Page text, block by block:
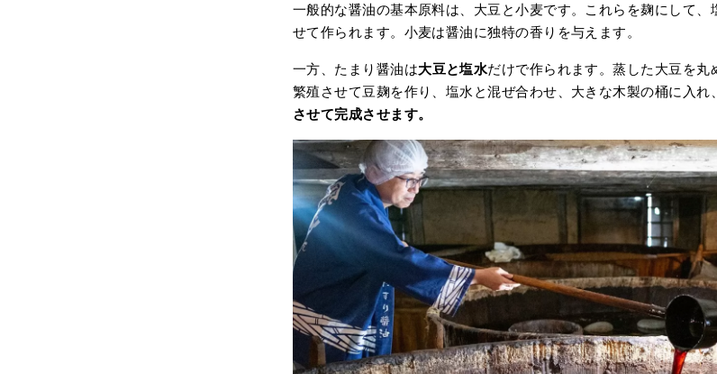
一般的な醤油の基本原料は、大豆と小麦です。これらを麹にして、
せて作られます。小麦は醤油に独特の香りを与えます。
一方、たまり醤油は大豆と塩水だけで作られます。蒸した大豆を
繁殖させて豆麹を作り、塩水と混ぜ合わせ、大きな木製の桶に入れ
させて完成させます。